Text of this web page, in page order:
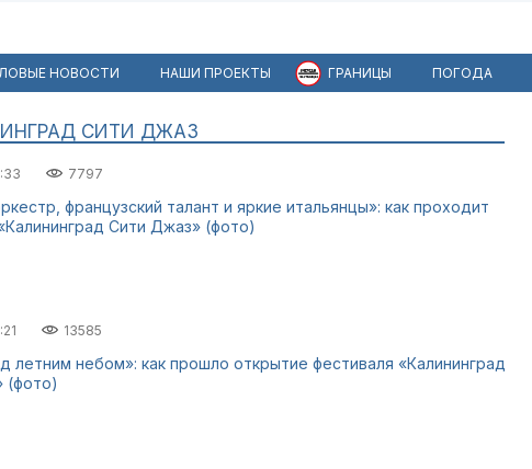
НОВОСТИ НАШИ ПРОЕКТЫ ГРАНИЦЫ ПОГОДА
СИТИ ДЖАЗ
7797
французский талант и яркие итальянцы»: как проходит
Сити Джаз» (фото)
13585
летним небом»: как прошло открытие фестиваля «Калининград
(фото)